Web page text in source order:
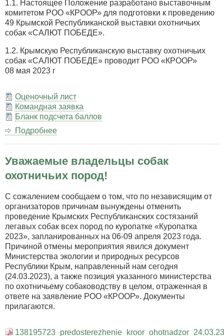
1.1. Настоящее Положение разработано выставочным
комитетом РОО «КРООР» для подготовки к проведению
49 Крымской Республиканской выставки охотничьих
собак «САЛЮТ ПОБЕДЕ».
1.2. Крымскую Республиканскую выставку охотничьих
собак «САЛЮТ ПОБЕДЕ» проводит РОО «КРООР»
08 мая 2023 г
Оценочный лист
Командная заявка
Бланк подсчета баллов
Подробнее
собак
ПОБЕДЕ»
мая
2023
года
Уважаемые владельцы собак
охотничьих пород!
С сожалением сообщаем о том, что по независящим от
организаторов причинам вынуждены отменить
проведение Крымских Республиканских состязаний
легавых собак всех пород по куропатке «Куропатка
2023», запланированных на 06-09 апреля 2023 года.
Причиной отмены мероприятия явился документ
Министерства экологии и природных ресурсов
Республики Крым, направленный нам сегодня
(24.03.2023), а также позиция указанного министерства
по охотничьему собаководству в целом, отраженная в
ответе на заявление РОО «КРООР». Документы
прилагаются.